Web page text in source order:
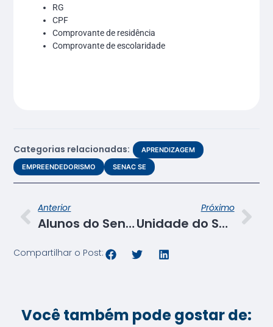
RG
CPF
Comprovante de residência
Comprovante de escolaridade
Categorias relacionadas:
APRENDIZAGEM
EMPREENDEDORISMO
SENAC SE
Anterior
Alunos do Senac/Propriá participam de palestra de conscientização ao combate à violência de gênero
Próximo
Unidade do Senac em Propriá estreia as visitas do Tour do Sergipão
Compartilhar o Post:
Você também pode gostar de: